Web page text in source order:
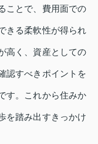
ことで、費用面での
きる柔軟性が得られ
高く、資産としての
認すべきポイントを
す。これから住みか
を踏み出すきっかけ